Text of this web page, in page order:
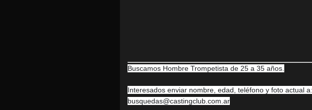
Buscamos Hombre Trompetista de 25 a 35 años.
Interesados enviar nombre, edad, teléfono y foto actual a:
busquedas@castingclub.com. ar